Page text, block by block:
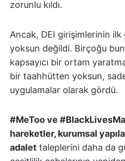
zorunlu kıldı.
Ancak, DEI girişimlerinin
yoksun değildi. Birçoğu
kapsayıcı bir ortam
bir taahhütten yoksun,
uygulamalar olarak gördü.
#MeToo ve
hareketler, kurumsal
adalet taleplerini daha da